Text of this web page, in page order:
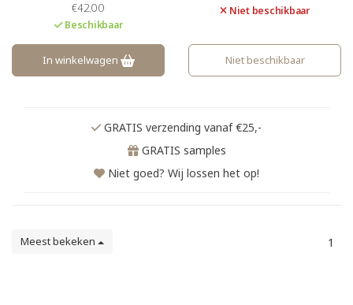
mooie glow krijgt. Het
vermindert onzuiverheden en
mee-eters. Een optimaliseert
het opname vermogen van de
huid.
€42,00
Beschikbaar
In winkelwagen
Niet beschikbaar
Niet beschikbaar
GRATIS verzending vanaf €25,-
GRATIS samples
Niet goed? Wij lossen het op!
Meest bekeken 1